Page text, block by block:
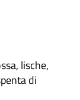
lische,
di